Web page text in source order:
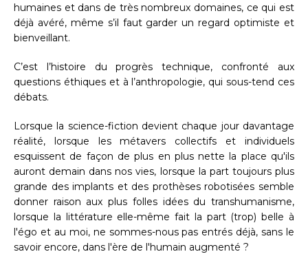
humaines et dans de très nombreux domaines, ce qui est
déjà avéré, même s’il faut garder un regard optimiste et
bienveillant.
C’est l’histoire du progrès technique, confronté aux
questions éthiques et à l’anthropologie, qui sous-tend ces
débats.
Lorsque la science-fiction devient chaque jour davantage
réalité, lorsque les métavers collectifs et individuels
esquissent de façon de plus en plus nette la place qu'ils
auront demain dans nos vies, lorsque la part toujours plus
grande des implants et des prothèses robotisées semble
donner raison aux plus folles idées du transhumanisme,
lorsque la littérature elle-même fait la part (trop) belle à
l'égo et au moi, ne sommes-nous pas entrés déjà, sans le
savoir encore, dans l'ère de l'humain augmenté ?